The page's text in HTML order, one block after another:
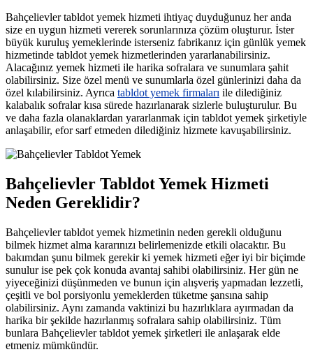
Bahçelievler tabldot yemek hizmeti ihtiyaç duyduğunuz her anda
size en uygun hizmeti vererek sorunlarınıza çözüm oluşturur. İster
büyük kuruluş yemeklerinde isterseniz fabrikanız için günlük yemek
hizmetinde tabldot yemek hizmetlerinden yararlanabilirsiniz.
Alacağınız yemek hizmeti ile harika sofralara ve sunumlara şahit
olabilirsiniz. Size özel menü ve sunumlarla özel günlerinizi daha da
özel kılabilirsiniz. Ayrıca tabldot yemek firmaları ile dilediğiniz
kalabalık sofralar kısa sürede hazırlanarak sizlerle buluşturulur. Bu
ve daha fazla olanaklardan yararlanmak için tabldot yemek şirketiyle
anlaşabilir, efor sarf etmeden dilediğiniz hizmete kavuşabilirsiniz.
Bahçelievler Tabldot Yemek Hizmeti
Neden Gereklidir?
Bahçelievler tabldot yemek hizmetinin neden gerekli olduğunu
bilmek hizmet alma kararınızı belirlemenizde etkili olacaktır. Bu
bakımdan şunu bilmek gerekir ki yemek hizmeti eğer iyi bir biçimde
sunulur ise pek çok konuda avantaj sahibi olabilirsiniz. Her gün ne
yiyeceğinizi düşünmeden ve bunun için alışveriş yapmadan lezzetli,
çeşitli ve bol porsiyonlu yemeklerden tüketme şansına sahip
olabilirsiniz. Aynı zamanda vaktinizi bu hazırlıklara ayırmadan da
harika bir şekilde hazırlanmış sofralara sahip olabilirsiniz. Tüm
bunlara Bahçelievler tabldot yemek şirketleri ile anlaşarak elde
etmeniz mümkündür.